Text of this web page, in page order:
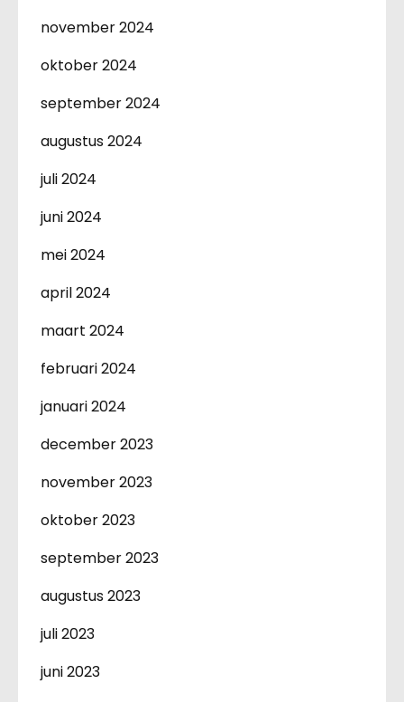
november 2024
oktober 2024
september 2024
augustus 2024
juli 2024
juni 2024
mei 2024
april 2024
maart 2024
februari 2024
januari 2024
december 2023
november 2023
oktober 2023
september 2023
augustus 2023
juli 2023
juni 2023